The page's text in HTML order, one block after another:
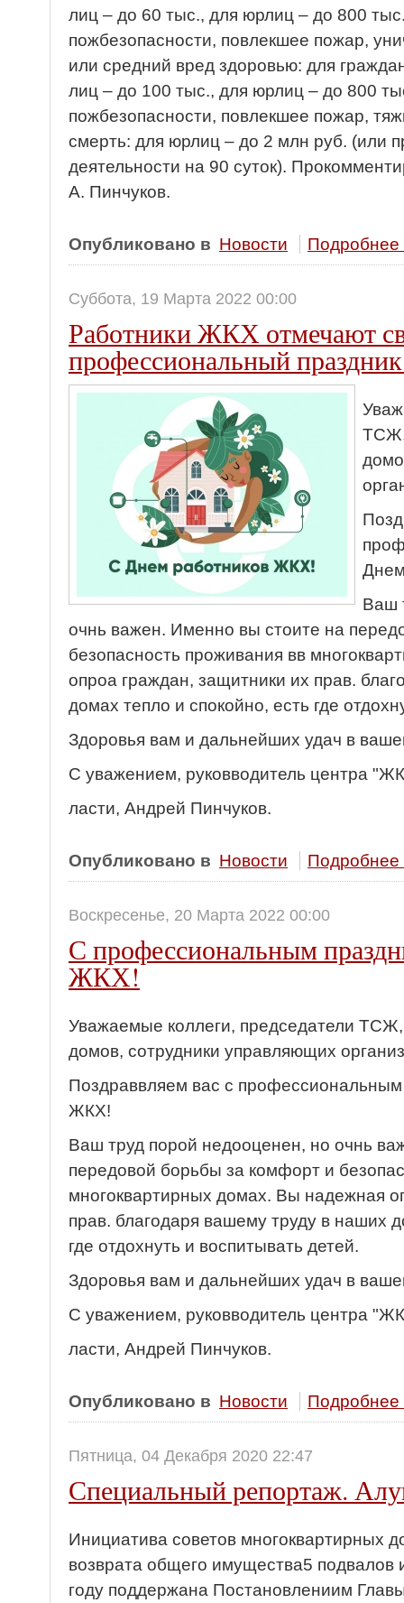
лиц – до 60 тыс., для юрлиц – до 800
пожбезопасности, повлекшее пожар,
или средний вред здоровью: для
лиц – до 100 тыс., для юрлиц – до 800
пожбезопасности, повлекшее пожар,
смерть: для юрлиц – до 2 млн руб. (или
деятельности на 90 суток).
А. Пинчуков.
Опубликовано в Новости Подробнее
Суббота, 19 Марта 2022 00:00
Работники ЖКХ отмечают
профессиональный
ТСЖ,
Ваш
очнь важен. Именно вы стоите на
безопасность проживания вв
опроа граждан, защитники их прав.
домах тепло и спокойно, есть где
Здоровья вам и дальнейших удач в
С уважением, руковводитель центра
ласти, Андрей Пинчуков.
Опубликовано в Новости Подробнее
Воскресенье, 20 Марта 2022 00:00
С профессиональным
ЖКХ!
Уважаемые коллеги, председатели ТСЖ,
домов, сотрудники управляющих
Поздраввляем вас с
ЖКХ!
Ваш труд порой недооценен, но очнь
передовой борьбы за комфорт и
многоквартирных домах. Вы надежная
прав. благодаря вашему труду в наших
где отдохнуть и воспитывать детей.
Здоровья вам и дальнейших удач в
С уважением, руковводитель центра
ласти, Андрей Пинчуков.
Опубликовано в Новости Подробнее
Пятница, 04 Декабря 2020 22:47
Специальный репортаж.
Инициатива советов многоквартирных
возврата общего имущества5 подвалов
году поддержана Постановлениим